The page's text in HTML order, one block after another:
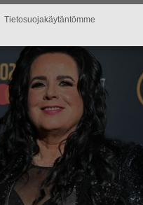
Tietosuojakäytäntömme